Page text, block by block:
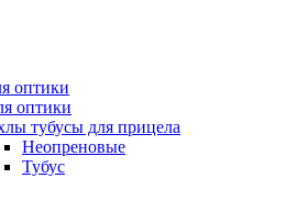
оптики
оптики
тубусы для прицела
Неопреновые
Тубус